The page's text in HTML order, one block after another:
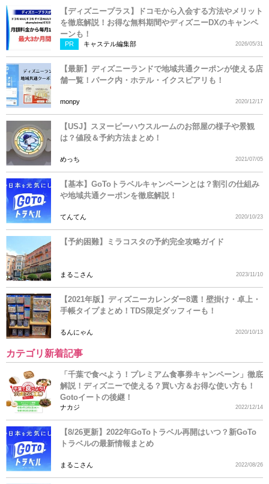
【ディズニープラス】ドコモから入会する方法やメリット
を徹底解説！お得な無料期間やディズニーDXのキャンペ
ーンも！
PR キャステル編集部 2026/05/31
【最新】ディズニーランドで地域共通クーポンが使える店
舗一覧！パーク内・ホテル・イクスピアリも！
monpy 2020/12/17
【USJ】スヌーピーハウスルームのお部屋の様子や景観
は？値段＆予約方法まとめ！
めっち 2021/07/05
【基本】GoToトラベルキャンペーンとは？割引の仕組み
や地域共通クーポンを徹底解説！
てんてん 2020/10/23
【予約困難】ミラコスタの予約完全攻略ガイド
まるこさん 2023/11/10
【2021年版】ディズニーカレンダー8選！壁掛け・卓上・
手帳タイプまとめ！TDS限定ダッフィーも！
るんにゃん 2020/10/13
カテゴリ新着記事
「千葉で食べよう！プレミアム食事券キャンペーン」徹底
解説！ディズニーで使える？買い方＆お得な使い方も！
Gotoイートの後継！
ナカジ 2022/12/14
【8/26更新】2022年GoToトラベル再開はいつ？新GoTo
トラベルの最新情報まとめ
まるこさん 2022/08/26